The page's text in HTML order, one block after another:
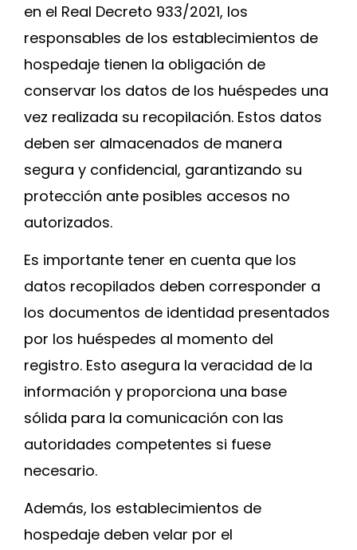
en el Real Decreto 933/2021, los
responsables de los establecimientos de
hospedaje tienen la obligación de
conservar los datos de los huéspedes una
vez realizada su recopilación. Estos datos
deben ser almacenados de manera
segura y confidencial, garantizando su
protección ante posibles accesos no
autorizados.
Es importante tener en cuenta que los
datos recopilados deben corresponder a
los documentos de identidad presentados
por los huéspedes al momento del
registro. Esto asegura la veracidad de la
información y proporciona una base
sólida para la comunicación con las
autoridades competentes si fuese
necesario.
Además, los establecimientos de
hospedaje deben velar por el